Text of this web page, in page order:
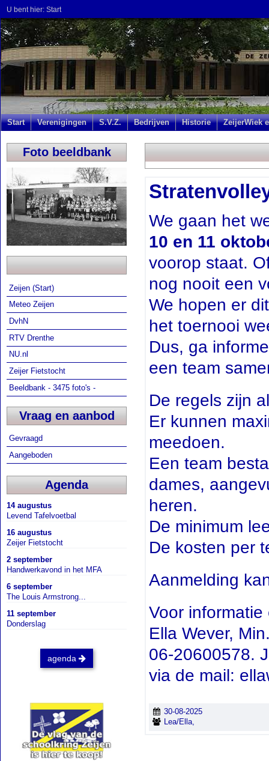
U bent hier: Start
Start Verenigingen S.V.Z. Bedrijven Historie ZeijerWiek
Foto beeldbank
Zeijen (Start)
Meteo Zeijen
DvhN
RTV Drenthe
NU.nl
Zeijer Fietstocht
Beeldbank - 3475 foto's -
Vraag en aanbod
Gevraagd
Aangeboden
Agenda
14 augustus
Levend Tafelvoetbal
16 augustus
Zeijer Fietstocht
2 september
Handwerkavond in het MFA
6 september
The Louis Armstrong...
11 september
Donderslag
agenda
We gaan het
10 en 11
voorop staat.
nog nooit een
We hopen er
het toernooi
Dus, ga
een team
De regels zijn
Er kunnen
meedoen.
Een team
dames,
heren.
De minimum
De kosten per
Aanmelding
Voor
Ella Wever,
06-20600578.
via de mail:
30-08-2025
Lea/Ella,